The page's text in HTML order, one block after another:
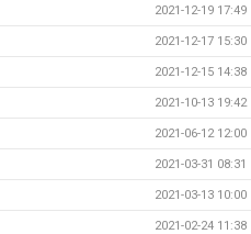
2021-12-19 17:49
2021-12-17 15:30
2021-12-15 14:38
2021-10-13 19:42
2021-06-12 12:00
2021-03-31 08:31
2021-03-13 10:00
2021-02-24 11:38